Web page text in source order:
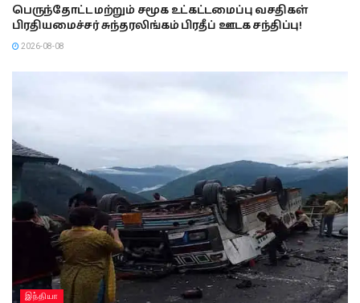
பெருந்தோட்ட மற்றும் சமூக உட்கட்டமைப்பு வசதிகள்
பிரதியமைச்சர் சுந்தரலிங்கம் பிரதீப் ஊடக சந்திப்பு!
2026-08-08
இந்தியா